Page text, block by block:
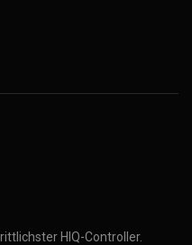
HIQ-Controller.